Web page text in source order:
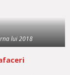
lui 2018